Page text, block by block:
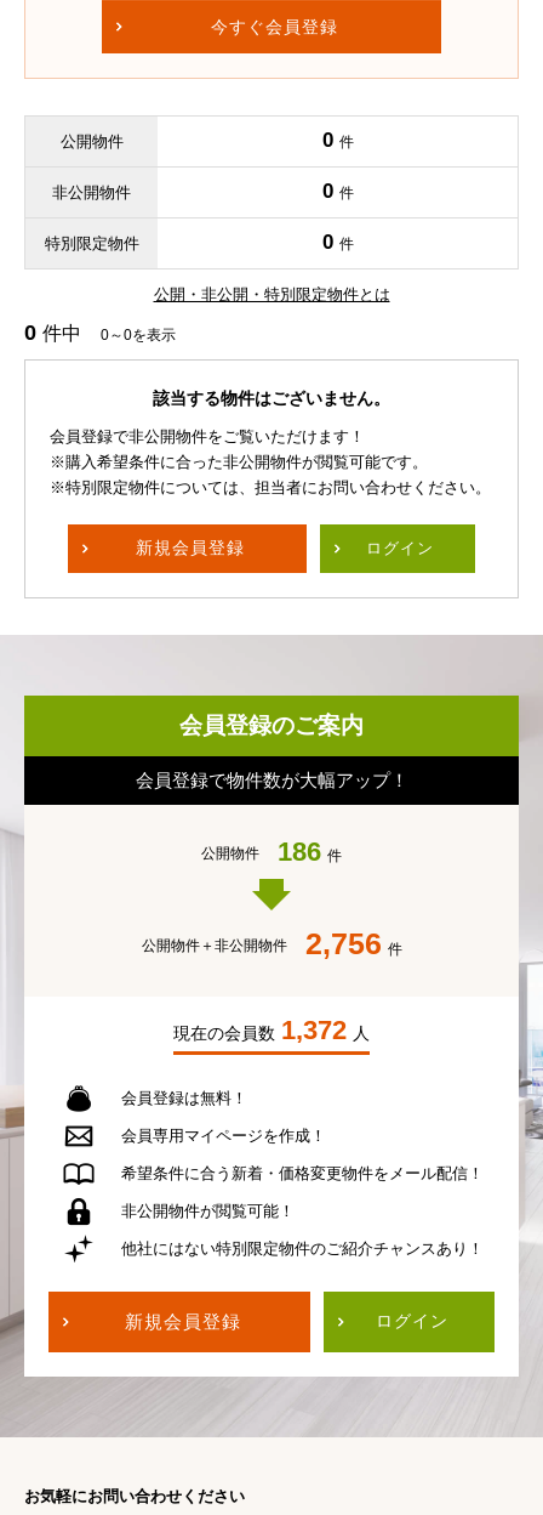
今すぐ会員登録
公開物件 0 件
非公開物件 0 件
特別限定物件 0 件
公開・非公開・特別限定物件とは
0 件中 0～0を表示
該当する物件はございません。
会員登録で非公開物件をご覧いただけます！
※購入希望条件に合った非公開物件が閲覧可能です。
※特別限定物件については、担当者にお問い合わせください。
新規会員登録 ログイン
会員登録のご案内
会員登録で物件数が大幅アップ！
公開物件 186 件
公開物件＋非公開物件 2,756 件
現在の会員数 1,372 人
会員登録は無料！
会員専用 マイページを作成！
希望条件に合う 新着・価格変更物件を メール配信！
非公開物件が閲覧可能！
他社にはない特別限定物件のご紹介チャンスあり！
新規会員登録 ログイン
お気軽にお問い合わせください